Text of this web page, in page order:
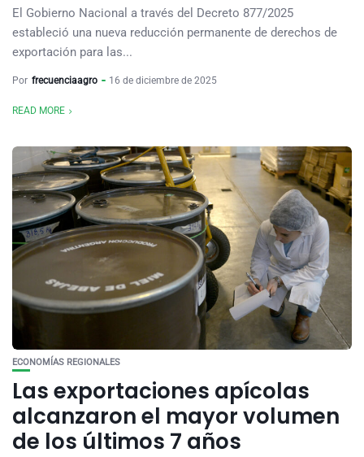
El Gobierno Nacional a través del Decreto 877/2025
estableció una nueva reducción permanente de derechos de
exportación para las...
Por frecuenciaagro 16 de diciembre de 2025
READ MORE
ECONOMÍAS REGIONALES
Las exportaciones apícolas
alcanzaron el mayor volumen
de los últimos 7 años